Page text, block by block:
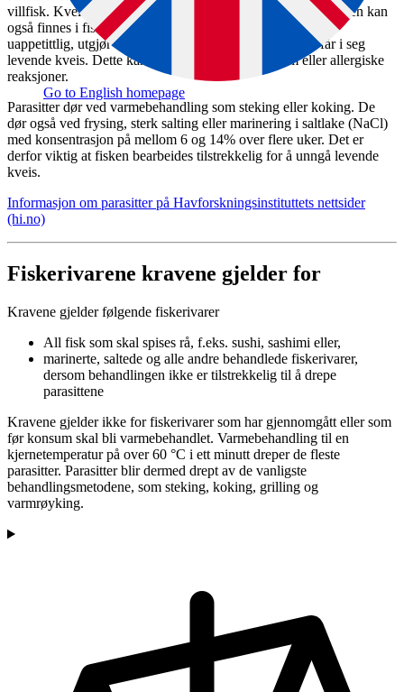
Go to English homepage
villfisk. Kveis lever for det meste i tarmsystemet til fisken, men kan
også finnes i fiskekjøttet. Selv om kveis kan oppleves som
uappetittlig, utgjør de kun en helsefare hvis mennesker får i seg
levende kveis. Dette kan føre til akutt magesykdom eller allergiske
reaksjoner.
Parasitter dør ved varmebehandling som steking eller koking. De
dør også ved frysing, sterk salting eller marinering i saltlake (NaCl)
med konsentrasjon på mellom 6 og 14% over flere uker. Det er
derfor viktig at fisken bearbeides tilstrekkelig for å unngå levende
kveis.
Informasjon om parasitter på Havforskningsinstituttets nettsider
(hi.no)
Fiskerivarene kravene gjelder for
Kravene gjelder følgende fiskerivarer
All fisk som skal spises rå, f.eks. sushi, sashimi eller,
marinerte, saltede og alle andre behandlede fiskerivarer,
dersom behandlingen ikke er tilstrekkelig til å drepe
parasittene
Kravene gjelder ikke for fiskerivarer som har gjennomgått eller som
før konsum skal bli varmebehandlet. Varmebehandling til en
kjernetemperatur på over 60 °C i ett minutt dreper de fleste
parasitter. Parasitter blir dermed drept av de vanligste
behandlingsmetodene, som steking, koking, grilling og
varmrøyking.